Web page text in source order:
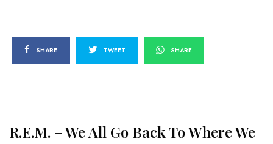
SHARE TWEET SHARE
R.E.M. – We All Go Back To Where We